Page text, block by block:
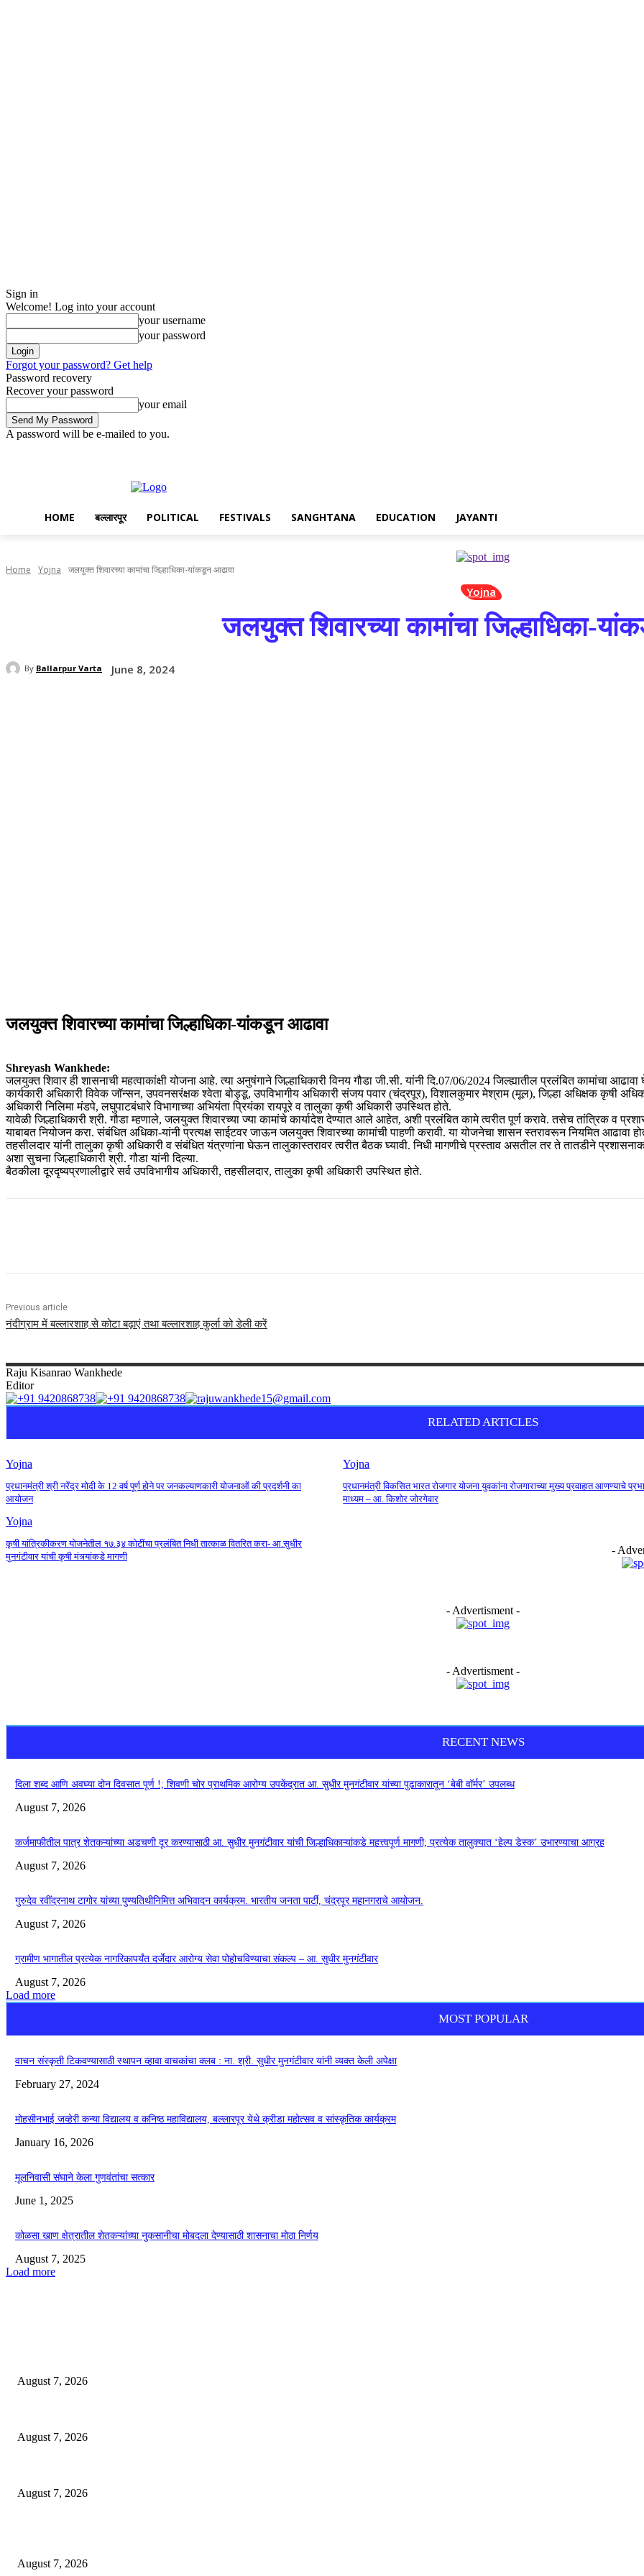
Sign in
Welcome! Log into your account
your username
your password
Forgot your password? Get help
Password recovery
Recover your password
your email
A password will be e-mailed to you.
HOME बल्लारपूर POLITICAL FESTIVALS SANGHTANA EDUCATION JAYANTI
Home Yojna जलयुक्त शिवारच्या कामांचा जिल्हाधिका-यांकडून आढावा
Yojna
जलयुक्त शिवारच्या कामांचा जिल्हाधिका-
By Ballarpur Varta June 8, 2024
जलयुक्त शिवारच्या कामांचा जिल्हाधिका-यांकडून आढावा
Shreyash Wankhede:
जलयुक्त शिवार ही शासनाची महत्वाकांक्षी योजना आहे. त्या अनुषंगाने जिल्हाधिकारी विनय गौडा जी.सी. यांनी दि.07/06/2024 जिल्ह्यातील प्रलंबित कामांचा
कार्यकारी अधिकारी विवेक जॉन्सन, उपवनसरंक्षक श्वेता बोड्डू, उपविभागीय अधिकारी संजय पवार (चंद्रपूर), विशालकुमार मेश्राम (मूल), जिल्हा अधिक्षक कृषी
अधिकारी निलिमा मंडपे, लघुपाटबंधारे विभागाच्या अभियंता प्रियंका रायपूरे व तालुका कृषी अधिकारी उपस्थित होते.
यावेळी जिल्हाधिकारी श्री. गौडा म्हणाले, जलयुक्त शिवारच्या ज्या कामांचे कार्यादेश देण्यात आले आहेत, अशी प्रलंबित कामे त्वरीत पूर्ण करावे. तसेच तांत्रिक व
याबाबत नियोजन करा. संबंधित अधिका-यांनी प्रत्यक्ष साईटवर जाऊन जलयुक्त शिवारच्या कामांची पाहणी करावी. या योजनेचा शासन स्तरावरून नियमित आढावा
तहसीलदार यांनी तालुका कृषी अधिकारी व संबंधित यंत्रणांना घेऊन तालुकास्तरावर त्वरीत बैठक घ्यावी. निधी मागणीचे प्रस्ताव असतील तर ते तातडीने
अशा सुचना जिल्हाधिकारी श्री. गौडा यांनी दिल्या.
बैठकीला दूरदृष्यप्रणालीद्वारे सर्व उपविभागीय अधिकारी, तहसीलदार, तालुका कृषी अधिकारी उपस्थित होते.
Previous article
नंदीग्राम में बल्लारशाह से कोटा बढ़ाएं तथा बल्लारशाह कुर्ला को डेली करें
Raju Kisanrao Wankhede
Editor
RELATED ARTICLES
Yojna
प्रधानमंत्री श्री नरेंद्र मोदी के 12 वर्ष पूर्ण होने पर जनकल्याणकारी योजनाओं की प्रदर्शनी का
आयोजन
Yojna
प्रधानमंत्री विकसित भारत रोजगार योजना युवकांना रोजगाराच्या मुख्य प्रवाहात आणण्याचे
माध्यम – आ. किशोर जोरगेवार
Yojna
कृषी यांत्रिकीकरण योजनेतील १७.३४ कोटींचा प्रलंबित निधी तात्काळ वितरित करा- आ.सुधीर
मुनगंटीवार यांची कृषी मंत्र्यांकडे मागणी
-
- Advertisment -
- Advertisment -
RECENT NEWS
दिला शब्द आणि अवघ्या दोन दिवसात पूर्ण !; शिवणी चोर प्राथमिक आरोग्य उपकेंद्रात आ. सुधीर मुनगंटीवार यांच्या पुढाकारातून ‘बेबी वॉर्मर’ उपलब्ध
August 7, 2026
कर्जमाफीतील पात्र शेतकऱ्यांच्या अडचणी दूर करण्यासाठी आ. सुधीर मुनगंटीवार यांची जिल्हाधिकाऱ्यांकडे महत्त्वपूर्ण मागणी; प्रत्येक तालुक्यात ‘हेल्प डेस्क’ उभारण्याचा आग्रह
August 7, 2026
गुरुदेव रवींद्रनाथ टागोर यांच्या पुण्यतिथीनिमित्त अभिवादन कार्यक्रम. भारतीय जनता पार्टी, चंद्रपूर महानगराचे आयोजन.
August 7, 2026
ग्रामीण भागातील प्रत्येक नागरिकापर्यंत दर्जेदार आरोग्य सेवा पोहोचविण्याचा संकल्प – आ. सुधीर मुनगंटीवार
August 7, 2026
Load more
MOST POPULAR
वाचन संस्कृती टिकवण्यासाठी स्थापन व्हावा वाचकांचा क्लब : ना. श्री. सुधीर मुनगंटीवार यांनी व्यक्त केली अपेक्षा
February 27, 2024
मोहसीनभाई जव्हेरी कन्या विद्यालय व कनिष्ठ महाविद्यालय, बल्लारपूर येथे क्रीडा महोत्सव व सांस्कृतिक कार्यक्रम
January 16, 2026
मूलनिवासी संघाने केला गुणवंतांचा सत्कार
June 1, 2025
कोळसा खाण क्षेत्रातील शेतकऱ्यांच्या नुकसानीचा मोबदला देण्यासाठी शासनाचा मोठा निर्णय
August 7, 2025
Load more
August 7, 2026
August 7, 2026
August 7, 2026
August 7, 2026